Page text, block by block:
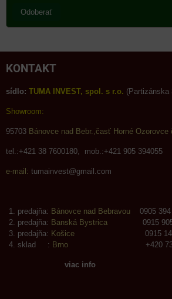
Odoberať
KONTAKT
sídlo: TUMA INVEST, spol. s r.o. (Partizánska
Showroom:
95703 Bánovce nad Bebr.,časť Horné Ozorovce
tel.:+421 38 7600180, mob.:+421 905 394055
e-mail: tumainvest@gmail.com
predajňa: Bánovce nad Bebravou 0905 394
predajňa: Banská Bystrica 0915 905
predajňa: Košice 0915
sklad : Brno +420 739
viac info